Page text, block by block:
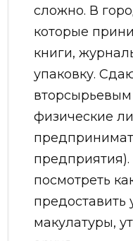
сложно. В
которые
книги,
упаковку.
физические
посмотреть
предоставить
макулатуры,